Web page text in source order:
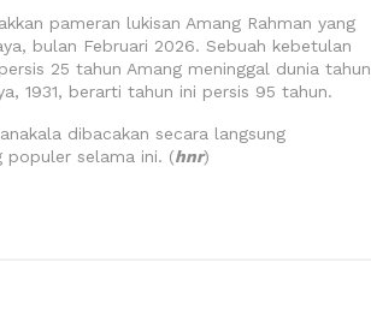
pameran lukisan Amang Rahman yang
bulan Februari 2026. Sebuah kebetulan
25 tahun Amang meninggal dunia tahun
1931, berarti tahun ini persis 95 tahun.
dibacakan secara langsung
populer selama ini. (hnr)